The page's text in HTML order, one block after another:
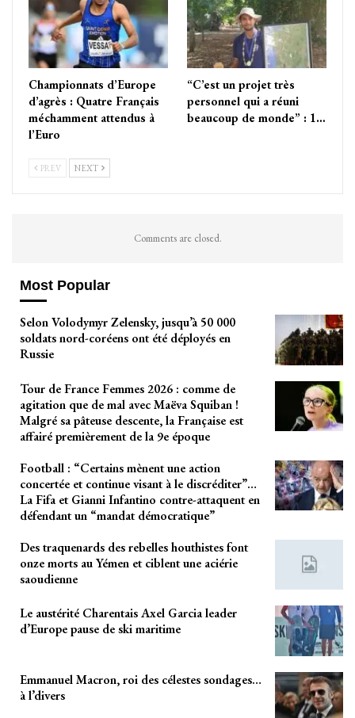
Championnats d’Europe
d’agrès : Quatre Français
méchamment attendus à
l’Euro
“C’est un projet très
personnel qui a réuni
beaucoup de monde” : 1…
PREV NEXT
Comments are closed.
Most Popular
Selon Volodymyr Zelensky, jusqu’à 50 000
soldats nord-coréens ont été déployés en
Russie
Tour de France Femmes 2026 : comme de
agitation que de mal avec Maëva Squiban !
Malgré sa pâteuse descente, la Française est
affairé premièrement de la 9e époque
Football : “Certains mènent une action
concertée et continue visant à le discréditer”…
La Fifa et Gianni Infantino contre-attaquent en
défendant un “mandat démocratique”
Des traquenards des rebelles houthistes font
onze morts au Yémen et ciblent une aciérie
saoudienne
Le austérité Charentais Axel Garcia leader
d’Europe pause de ski maritime
Emmanuel Macron, roi des célestes sondages…
à l’divers